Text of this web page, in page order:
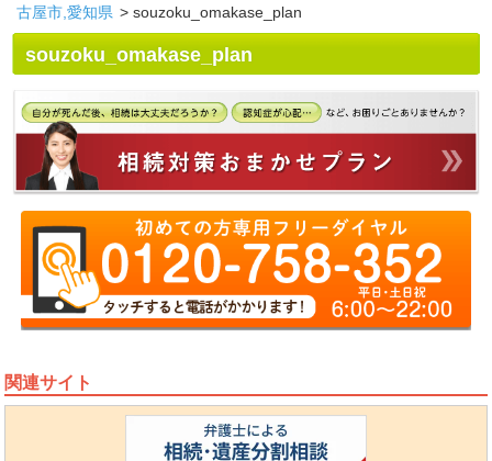
古屋市,愛知県 >souzoku_omakase_plan
souzoku_omakase_plan
関連サイト